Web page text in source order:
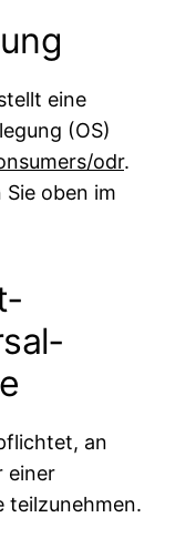
eine
(OS)
odr.
oben im
an
einer
teilzunehmen.